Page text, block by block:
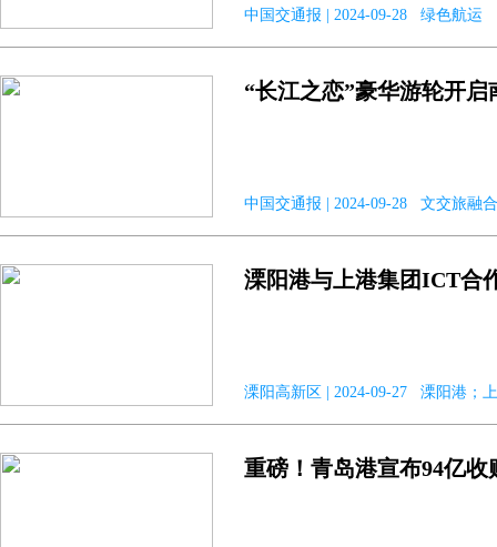
中国交通报 | 2024-09-28 绿色航运
“长江之恋”豪华游轮开
中国交通报 | 2024-09-28 文交旅融合
溧阳港与上港集团ICT合
溧阳高新区 | 2024-09-27 溧阳港；
重磅！青岛港宣布94亿收